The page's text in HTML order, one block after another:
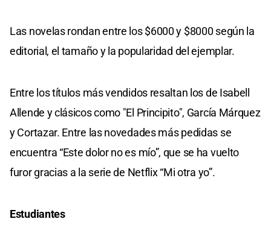
Las novelas rondan entre los $6000 y $8000 según la
editorial, el tamaño y la popularidad del ejemplar.
Entre los títulos más vendidos resaltan los de Isabell
Allende y clásicos como "El Principito", García Márquez
y Cortazar. Entre las novedades más pedidas se
encuentra “Este dolor no es mío”, que se ha vuelto
furor gracias a la serie de Netflix “Mi otra yo”.
Estudiantes